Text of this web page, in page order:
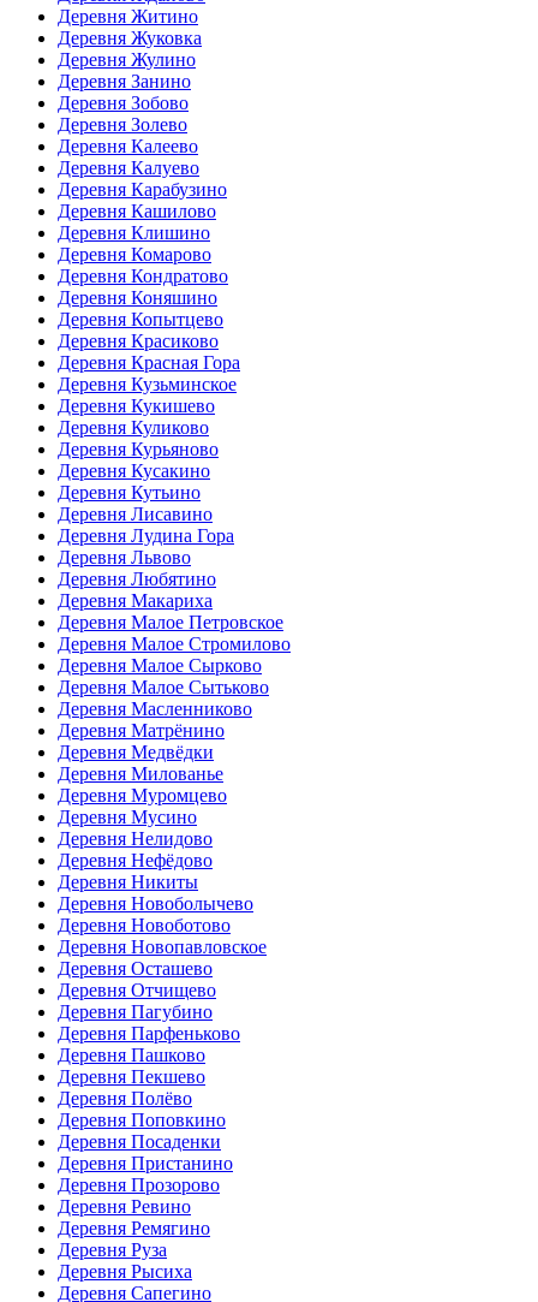
Деревня Житино
Деревня Жуковка
Деревня Жулино
Деревня Занино
Деревня Зобово
Деревня Золево
Деревня Калеево
Деревня Калуево
Деревня Карабузино
Деревня Кашилово
Деревня Клишино
Деревня Комарово
Деревня Кондратово
Деревня Коняшино
Деревня Копытцево
Деревня Красиково
Деревня Красная Гора
Деревня Кузьминское
Деревня Кукишево
Деревня Куликово
Деревня Курьяново
Деревня Кусакино
Деревня Кутьино
Деревня Лисавино
Деревня Лудина Гора
Деревня Львово
Деревня Любятино
Деревня Макариха
Деревня Малое Петровское
Деревня Малое Стромилово
Деревня Малое Сырково
Деревня Малое Сытьково
Деревня Масленниково
Деревня Матрёнино
Деревня Медвёдки
Деревня Милованье
Деревня Муромцево
Деревня Мусино
Деревня Нелидово
Деревня Нефёдово
Деревня Никиты
Деревня Новоболычево
Деревня Новоботово
Деревня Новопавловское
Деревня Осташево
Деревня Отчищево
Деревня Пагубино
Деревня Парфеньково
Деревня Пашково
Деревня Пекшево
Деревня Полёво
Деревня Поповкино
Деревня Посаденки
Деревня Пристанино
Деревня Прозорово
Деревня Ревино
Деревня Ремягино
Деревня Руза
Деревня Рысиха
Деревня Сапегино